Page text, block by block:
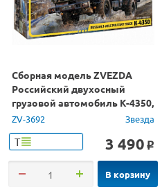
Сборная модель ZVEZDA
Российский двухосный
грузовой автомобиль К-4350,
1/35
ZV-3692 Звезда
Т 3 490 o
В корзину